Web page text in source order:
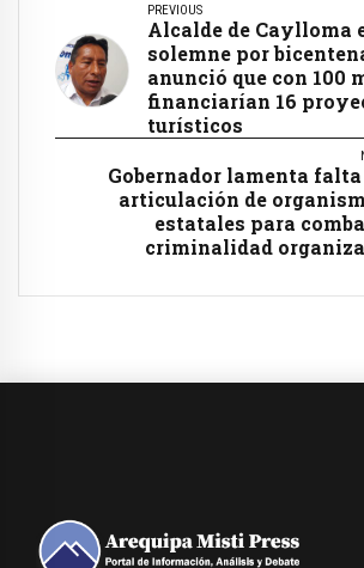
PREVIOUS
Alcalde de Caylloma
solemne por
anunció que con 100
financiarían 16
turísticos
Gobernador lamenta falta
articulación de
estatales para
criminalidad